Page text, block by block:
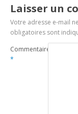
Laisser un
Votre adresse e-mail
obligatoires sont
Commentaire
*